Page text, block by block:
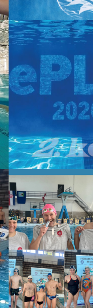
04-11-2025
EUROPSKO
VETERANSKO
PRVENSTVO
M – BULLETIN
ZAVRŠNICA
2025.